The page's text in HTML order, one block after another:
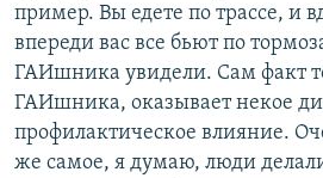
пример. Вы едете по трассе, и
впереди вас все бьют по
ГАИшника увидели. Сам факт
ГАИшника, оказывает некое
профилактическое влияние.
же самое, я думаю, люди